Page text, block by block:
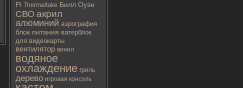
Pi Thermaltake Билл Оуэн
СВО акрил
алюминий аэрография
блок питания ватерблок
для видеокарты
вентилятор винил
водяное
охлаждение гриль
дерево игровая консоль